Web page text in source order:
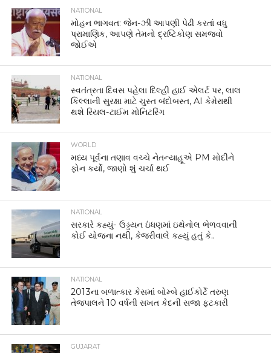
NATIONAL
મોહન ભાગવત: જેન-ઝી આપણી પેઢી કરતાં વધુ
પ્રામાણિક, આપણે તેમનો દ્રષ્ટિકોણ સમજવો
જોઈએ
NATIONAL
સ્વતંત્રતા દિવસ પહેલા દિલ્હી હાઈ એલર્ટ પર, લાલ
કિલ્લાની સુરક્ષા માટે ચુસ્ત બંદોબસ્ત, AI કેમેરાથી
થશે રિયલ-ટાઈમ મોનિટરિંગ
WORLD
મધ્ય પૂર્વના તણાવ વચ્ચે નેતન્યાહૂએ PM મોદીને
ફોન કર્યો, જાણો શું ચર્ચા થઈ
NATIONAL
સરકારે કહ્યું- ઉડ્ડયન ઇંધણમાં ઇથેનોલ ભેળવવાની
કોઈ યોજના નથી, કેજરીવાલે કહ્યું હતું કે..
NATIONAL
2013ના બળાત્કાર કેસમાં બોમ્બે હાઈકોર્ટે તરુણ
તેજપાલને 10 વર્ષની સખત કેદની સજા ફટકારી
GUJARAT